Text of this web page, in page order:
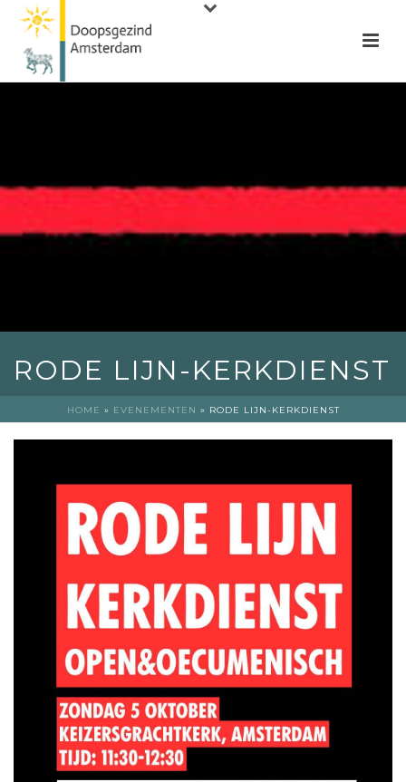
RODE LIJN-KERKDIENST
HOME » EVENEMENTEN » RODE LIJN-KERKDIENST